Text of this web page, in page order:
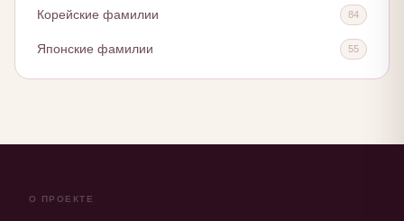
Корейские фамилии 84
Японские фамилии 55
О ПРОЕКТЕ